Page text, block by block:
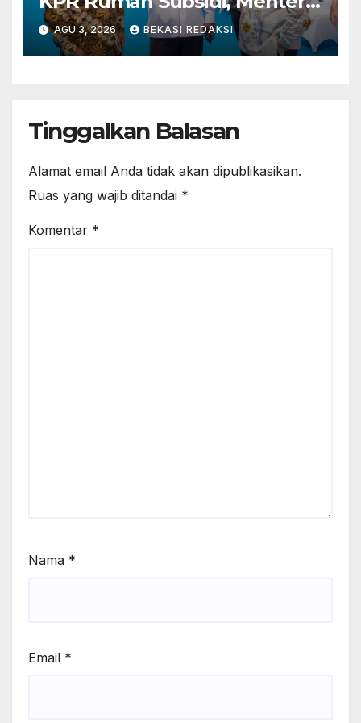
Nusron: Legalitas Tanah Beri
Kepastian bagi Masyarakat
AGU 3, 2026 BEKASI REDAKSI
Tinggalkan Balasan
Alamat email Anda tidak akan dipublikasikan.
Ruas yang wajib ditandai *
Komentar *
Nama *
Email *